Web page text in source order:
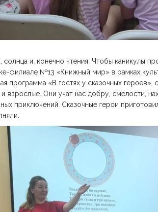
и, конечно чтения. Чтобы каникулы
филиале №13 «Книжный мир» в рамках
программа «В гостях у сказочных героев»,
взрослые. Они учат нас добру, смелости,
приключений. Сказочные герои